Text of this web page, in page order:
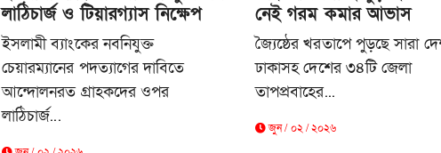
লাঠিচার্জ ও টিয়ারগ্যাস নিক্ষেপ
ইসলামী ব্যাংকের নবনিযুক্ত
চেয়ারম্যানের পদত্যাগের দাবিতে
আন্দোলনরত গ্রাহকদের ওপর
লাঠিচার্জ...
নেই গরম কমার আভাস
জ্যৈষ্ঠের খরতাপে পুড়ছে সারা
ঢাকাসহ দেশের ৩৪টি জেলা
তাপপ্রবাহের...
জুন / ০২ / ২০২৬